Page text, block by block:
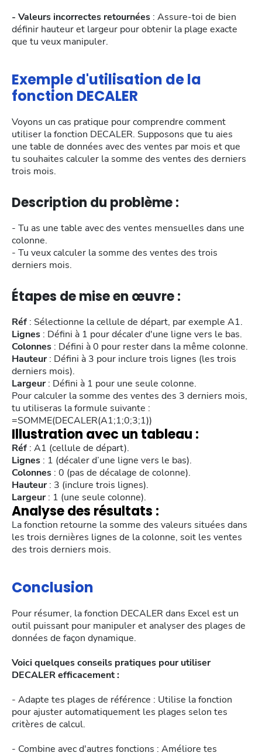
- Valeurs incorrectes retournées : Assure-toi de bien
définir hauteur et largeur pour obtenir la plage exacte
que tu veux manipuler.
Exemple d'utilisation de la
fonction DECALER
Voyons un cas pratique pour comprendre comment
utiliser la fonction DECALER. Supposons que tu aies
une table de données avec des ventes par mois et que
tu souhaites calculer la somme des ventes des derniers
trois mois.
Description du problème :
- Tu as une table avec des ventes mensuelles dans une
colonne.
- Tu veux calculer la somme des ventes des trois
derniers mois.
Étapes de mise en œuvre :
Réf : Sélectionne la cellule de départ, par exemple A1.
Lignes : Défini à 1 pour décaler d'une ligne vers le bas.
Colonnes : Défini à 0 pour rester dans la même colonne.
Hauteur: Défini à 3 pour inclure trois lignes (les trois
derniers mois).
Largeur: Défini à 1 pour une seule colonne.
Pour calculer la somme des ventes des 3 derniers mois,
tu utiliseras la formule suivante :
=SOMME(DECALER(A1;1;0;3;1))
Illustration avec un tableau :
Réf : A1 (cellule de départ).
Lignes : 1 (décaler d’une ligne vers le bas).
Colonnes : 0 (pas de décalage de colonne).
Hauteur: 3 (inclure trois lignes).
Largeur: 1 (une seule colonne).
Analyse des résultats :
La fonction retourne la somme des valeurs situées dans
les trois dernières lignes de la colonne, soit les ventes
des trois derniers mois.
Conclusion
Pour résumer, la fonction DECALER dans Excel est un
outil puissant pour manipuler et analyser des plages de
données de façon dynamique.
Voici quelques conseils pratiques pour utiliser
DECALER efficacement :
- Adapte tes plages de référence : Utilise la fonction
pour ajuster automatiquement les plages selon tes
critères de calcul.
- Combine avec d'autres fonctions : Améliore tes